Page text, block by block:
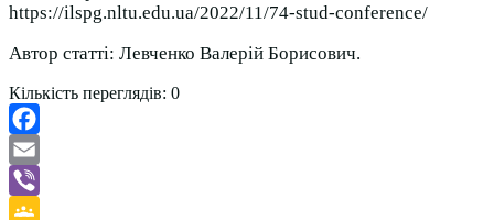
https://ilspg.nltu.edu.ua/2022/11/74-stud-conference/
Автор статті: Левченко Валерій Борисович.
Кількість переглядів: 0
Facebook
Email
Viber